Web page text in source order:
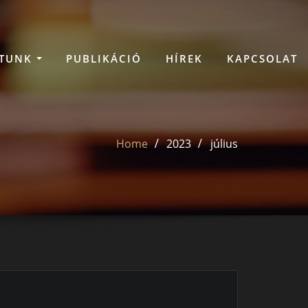
PUBLIKÁCIÓ HÍREK KAPCSOLAT
Home 2023 július